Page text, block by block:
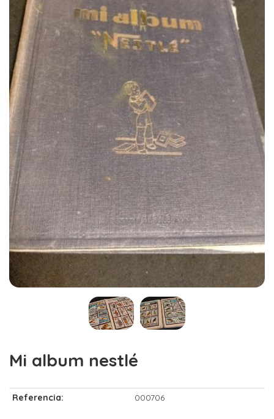
Mi album nestlé
Referencia: 000706